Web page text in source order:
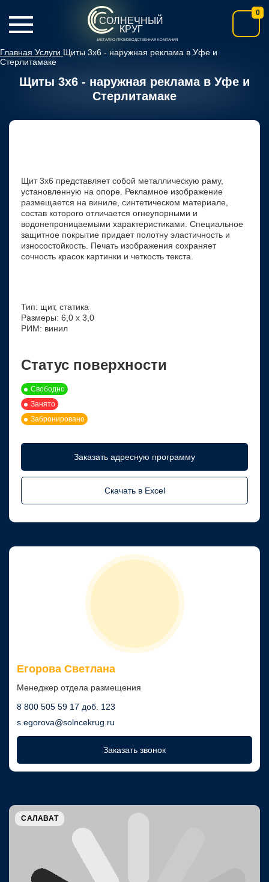
СОЛНЕЧНЫЙ
КРУГ
МЕТАЛЛО-ПРОИЗВОДСТВЕННАЯ КОМПАНИЯ
0
Главная Услуги Щиты 3х6 - наружная реклама в Уфе и
Стерлитамаке
Щиты 3х6 - наружная реклама в Уфе и
Стерлитамаке
Щит 3х6 представляет собой металлическую раму,
установленную на опоре. Рекламное изображение
размещается на виниле, синтетическом материале,
состав которого отличается огнеупорными и
водонепроницаемыми характеристиками. Специальное
защитное покрытие придает полотну эластичность и
износостойкость. Печать изображения сохраняет
сочность красок картинки и четкость текста.
Тип: щит, статика
Размеры: 6,0 х 3,0
РИМ: винил
Статус поверхности
Свободно
Занято
Забронировано
Заказать адресную программу
Скачать в Excel
Егорова Светлана
Менеджер отдела размещения
8 800 505 59 17 доб. 123
s.egorova@solncekrug.ru
Заказать звонок
САЛАВАТ